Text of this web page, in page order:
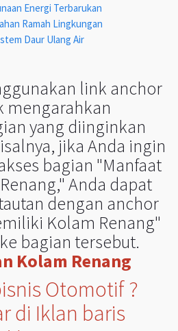
Energi Terbarukan
Ramah Lingkungan
Daur Ulang Air
link anchor
mengarahkan
yang diinginkan
jika Anda ingin
bagian "Manfaat
Anda dapat
dengan anchor
Kolam Renang"
bagian tersebut.
Kolam Renang
Otomotif ?
di Iklan baris